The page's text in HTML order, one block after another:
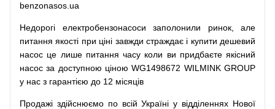
benzonasos.ua
Недорогі електробензонасоси заполонили ринок,
але
питання якості при ціні завжди страждає і купити дешевий
насос це лише питання часу коли ви придбаєте якісний
насос за доступною ціною WG1498672 WILMINK GROUP
у нас з гарантією до 12 місяців
Продажі здійснюємо по всій Україні у відділеннях Нової